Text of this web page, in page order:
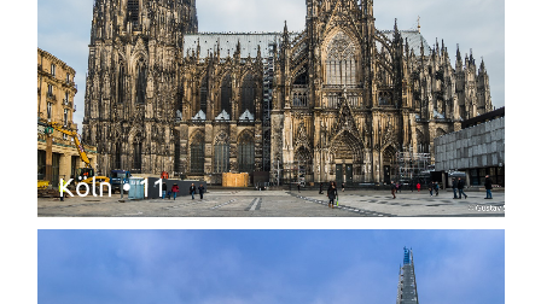
Köln • 11